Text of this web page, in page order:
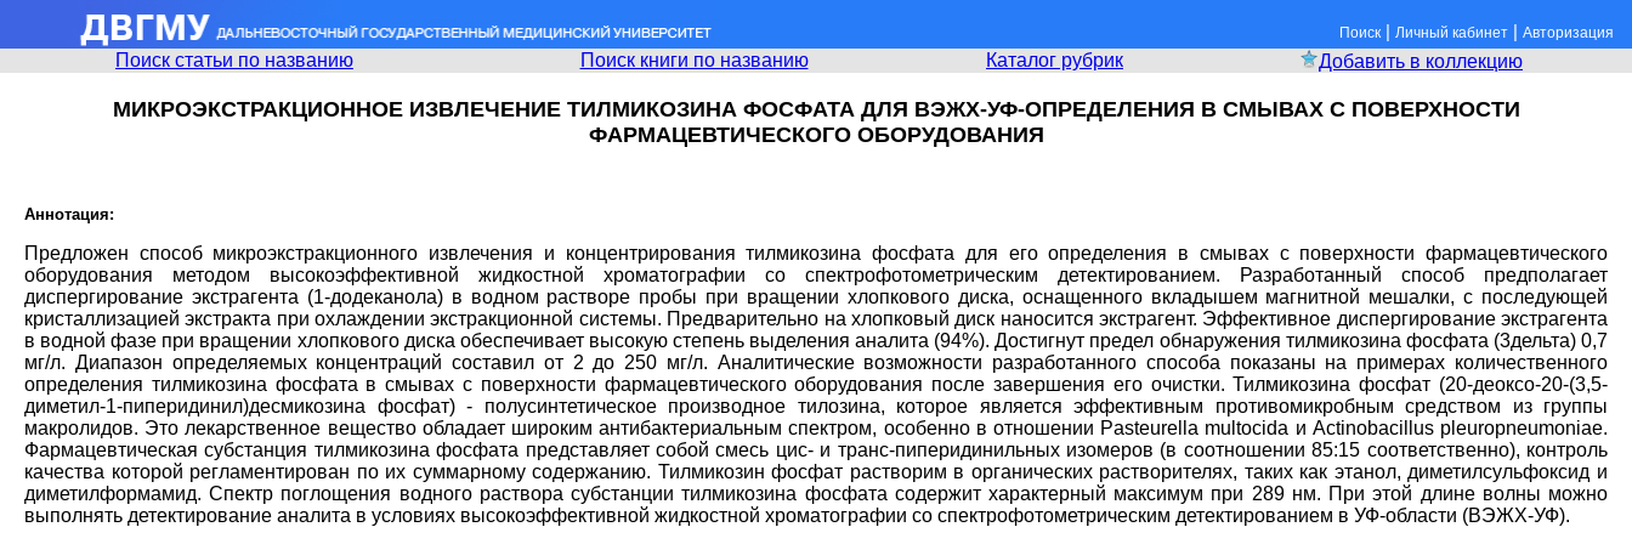
Поиск | Личный кабинет | Авторизация
Поиск статьи по названию Поиск книги по названию Каталог рубрик Добавить в коллекцию
МИКРОЭКСТРАКЦИОННОЕ ИЗВЛЕЧЕНИЕ ТИЛМИКОЗИНА ФОСФАТА ДЛЯ ВЭЖХ-УФ-ОПРЕДЕЛЕНИЯ В СМЫВАХ С ПОВЕРХНОСТИ
ФАРМАЦЕВТИЧЕСКОГО ОБОРУДОВАНИЯ
Аннотация:
Предложен способ микроэкстракционного извлечения и концентрирования тилмикозина фосфата для его определения в смывах с поверхности фармацевтического
оборудования методом высокоэффективной жидкостной хроматографии со спектрофотометрическим детектированием. Разработанный способ предполагает
диспергирование экстрагента (1-додеканола) в водном растворе пробы при вращении хлопкового диска, оснащенного вкладышем магнитной мешалки, с последующей
кристаллизацией экстракта при охлаждении экстракционной системы. Предварительно на хлопковый диск наносится экстрагент. Эффективное диспергирование экстрагента
в водной фазе при вращении хлопкового диска обеспечивает высокую степень выделения аналита (94%). Достигнут предел обнаружения тилмикозина фосфата (3дельта) 0,7
мг/л. Диапазон определяемых концентраций составил от 2 до 250 мг/л. Аналитические возможности разработанного способа показаны на примерах количественного
определения тилмикозина фосфата в смывах с поверхности фармацевтического оборудования после завершения его очистки. Тилмикозина фосфат (20-деоксо-20-(3,5-
диметил-1-пиперидинил)десмикозина фосфат) - полусинтетическое производное тилозина, которое является эффективным противомикробным средством из группы
макролидов. Это лекарственное вещество обладает широким антибактериальным спектром, особенно в отношении Pasteurella multocida и Actinobacillus pleuropneumoniae.
Фармацевтическая субстанция тилмикозина фосфата представляет собой смесь цис- и транс-пиперидинильных изомеров (в соотношении 85:15 соответственно), контроль
качества которой регламентирован по их суммарному содержанию. Тилмикозин фосфат растворим в органических растворителях, таких как этанол, диметилсульфоксид и
диметилформамид. Спектр поглощения водного раствора субстанции тилмикозина фосфата содержит характерный максимум при 289 нм. При этой длине волны можно
выполнять детектирование аналита в условиях высокоэффективной жидкостной хроматографии со спектрофотометрическим детектированием в УФ-области (ВЭЖХ-УФ).